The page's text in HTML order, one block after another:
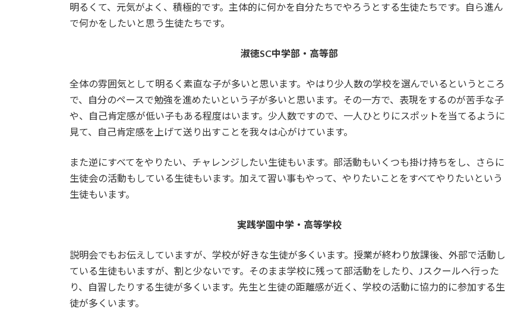
明るくて、元気がよく、積極的です。主体的に何かを自分たちでやろうとする生徒たちです。自ら進ん
で何かをしたいと思う生徒たちです。
淑徳SC中学部・高等部
全体の雰囲気として明るく素直な子が多いと思います。やはり少人数の学校を選んでいるというところ
で、自分のペースで勉強を進めたいという子が多いと思います。その一方で、表現をするのが苦手な子
や、自己肯定感が低い子もある程度はいます。少人数ですので、一人ひとりにスポットを当てるように
見て、自己肯定感を上げて送り出すことを我々は心がけています。
また逆にすべてをやりたい、チャレンジしたい生徒もいます。部活動もいくつも掛け持ちをし、さらに
生徒会の活動もしている生徒もいます。加えて習い事もやって、やりたいことをすべてやりたいという
生徒もいます。
実践学園中学・高等学校
説明会でもお伝えしていますが、学校が好きな生徒が多くいます。授業が終わり放課後、外部で活動し
ている生徒もいますが、割と少ないです。そのまま学校に残って部活動をしたり、Jスクールへ行った
り、自習したりする生徒が多くいます。先生と生徒の距離感が近く、学校の活動に協力的に参加する生
徒が多くいます。